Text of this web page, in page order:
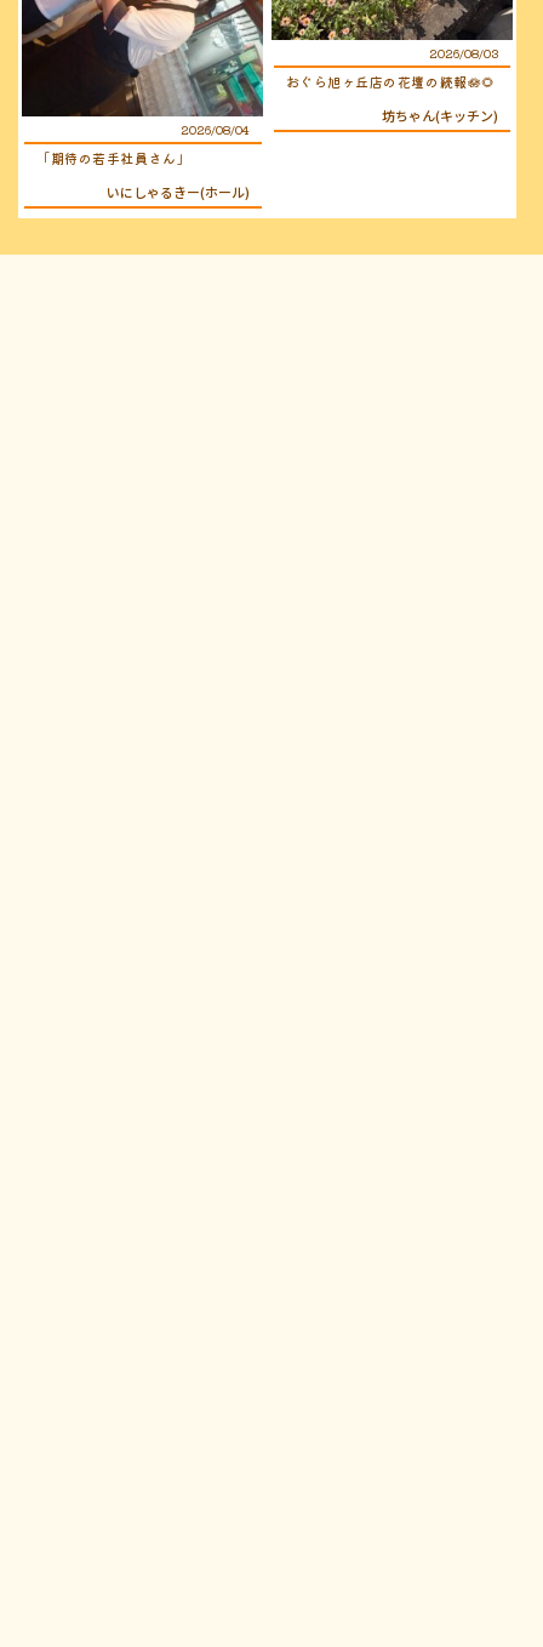
2026/08/04
「期待の若手社員さん」
いにしゃるきー(ホール)
2026/08/03
おぐら旭ヶ丘店の花壇の続報🪷🌻
坊ちゃん(キッチン)